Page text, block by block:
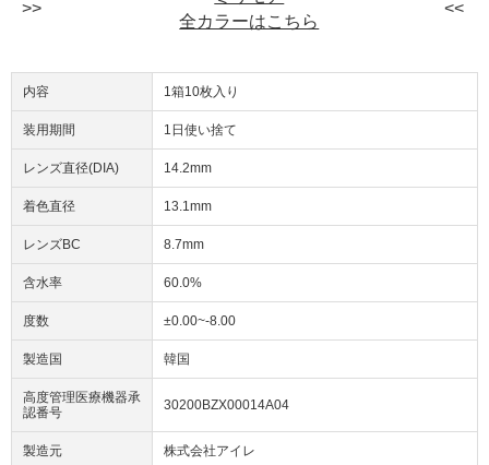
全カラーはこちら
内容 1箱10枚入り
装用期間 1日使い捨て
レンズ直径(DIA) 14.2mm
着色直径 13.1mm
レンズBC 8.7mm
含水率 60.0%
度数 ±0.00~-8.00
製造国 韓国
高度管理医療機器承
認番号
30200BZX00014A04
製造元 株式会社アイレ